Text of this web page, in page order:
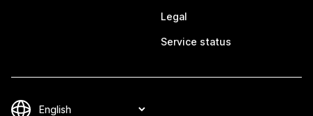
Legal
Service status